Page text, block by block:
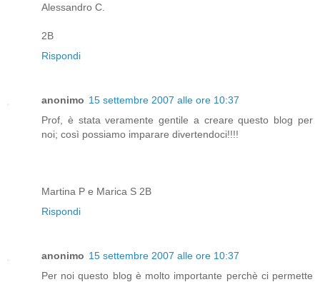
Alessandro C.
2B
Rispondi
anonimo 15 settembre 2007 alle ore 10:37
Prof, è stata veramente gentile a creare questo blog per
noi; così possiamo imparare divertendoci!!!!
Martina P e Marica S 2B
Rispondi
anonimo 15 settembre 2007 alle ore 10:37
Per noi questo blog è molto importante perchè ci permette